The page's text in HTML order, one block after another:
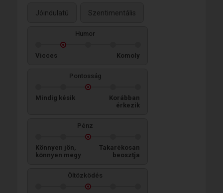
Jóindulatú Szentimentális
Humor
Vicces Komoly
Pontosság
Mindig késik
Korábban
érkezik
Pénz
Könnyen jön,
könnyen megy
Takarékosan
beosztja
Öltözködés